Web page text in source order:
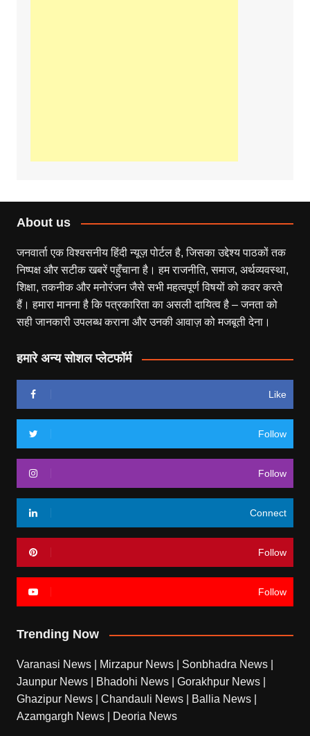
About us
जनवार्ता एक विश्वसनीय हिंदी न्यूज़ पोर्टल है, जिसका उद्देश्य पाठकों तक
निष्पक्ष और सटीक खबरें पहुँचाना है। हम राजनीति, समाज, अर्थव्यवस्था,
शिक्षा, तकनीक और मनोरंजन जैसे सभी महत्वपूर्ण विषयों को कवर करते
हैं। हमारा मानना है कि पत्रकारिता का असली दायित्व है – जनता को
सही जानकारी उपलब्ध कराना और उनकी आवाज़ को मजबूती देना।
हमारे अन्य सोशल प्लेटफॉर्म
Like
Follow
Follow
Connect
Follow
Follow
Trending Now
Varanasi News Mirzapur News Sonbhadra News
Jaunpur News
Bhadohi News Gorakhpur News
Ghazipur News
Chandauli News Ballia News
Azamgargh News
Deoria News